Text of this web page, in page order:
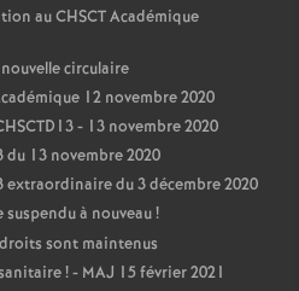
au CHSCT Académique
circulaire
12 novembre 2020
- 13 novembre 2020
du 13 novembre 2020
extraordinaire du 3 décembre 2020
suspendu à nouveau!
sont maintenus
! - MAJ 15 février 2021